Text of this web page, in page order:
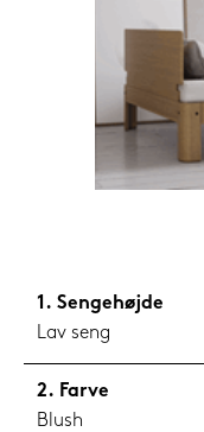
Sengehøjde
Lav seng
Farve
Blush